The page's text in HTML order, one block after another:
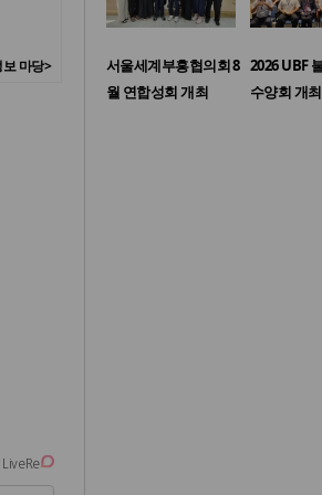
마당>
서울세계부흥협의회 8
월 연합성회 개최
2026 UBF
수양회 개